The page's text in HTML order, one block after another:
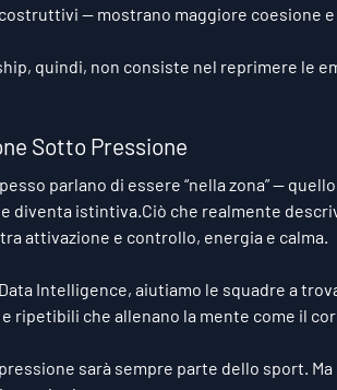
— mostrano maggiore coesione
quindi, non consiste nel reprimere le
Sotto Pressione
parlano di essere “nella zona” —
diventa istintiva.Ciò che realmente
attivazione e controllo, energia e calma.
Intelligence, aiutiamo le squadre a
ripetibili che allenano la mente come il
sarà sempre parte dello sport. Ma